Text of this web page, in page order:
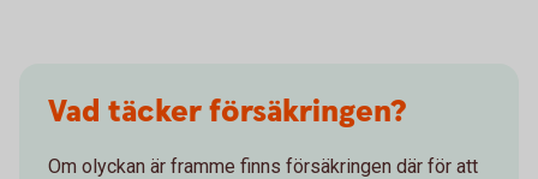
Vad täcker försäkringen?
Om olyckan är framme finns försäkringen där för att